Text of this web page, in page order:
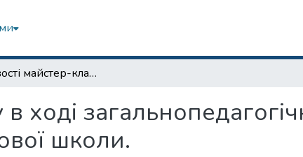
Можливості майстер-класу в ході загальнопедагогічної підготовки майбутніх учителів початкової школи.
ході
школи.